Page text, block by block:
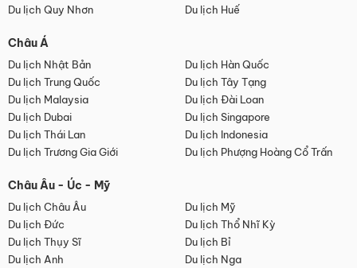
Du lịch Quy Nhơn
Du lịch Huế
Châu Á
Du lịch Nhật Bản
Du lịch Hàn Quốc
Du lịch Trung Quốc
Du lịch Tây Tạng
Du lịch Malaysia
Du lịch Đài Loan
Du lịch Dubai
Du lịch Singapore
Du lịch Thái Lan
Du lịch Indonesia
Du lịch Trương Gia Giới
Du lịch Phượng Hoàng Cổ Trấn
Châu Âu - Úc - Mỹ
Du lịch Châu Âu
Du lịch Mỹ
Du lịch Đức
Du lịch Thổ Nhĩ Kỳ
Du lịch Thụy Sĩ
Du lịch Bỉ
Du lịch Anh
Du lịch Nga